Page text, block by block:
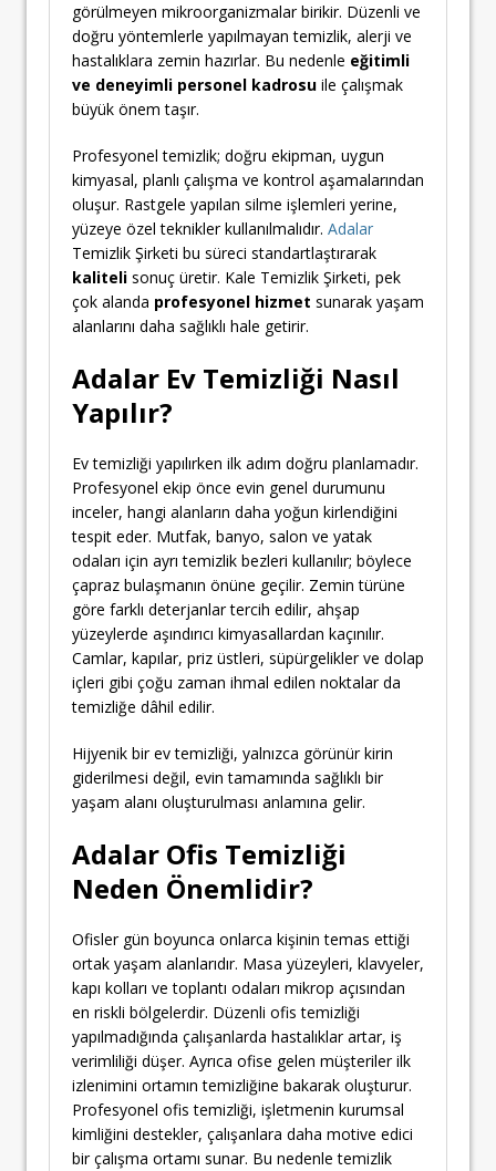
görülmeyen mikroorganizmalar birikir. Düzenli ve
doğru yöntemlerle yapılmayan temizlik, alerji ve
hastalıklara zemin hazırlar. Bu nedenle eğitimli
ve deneyimli personel kadrosu ile çalışmak
büyük önem taşır.
Profesyonel temizlik; doğru ekipman, uygun
kimyasal, planlı çalışma ve kontrol aşamalarından
oluşur. Rastgele yapılan silme işlemleri yerine,
yüzeye özel teknikler kullanılmalıdır. Adalar
Temizlik Şirketi bu süreci standartlaştırarak
kaliteli sonuç üretir. Kale Temizlik Şirketi, pek
çok alanda profesyonel hizmet sunarak yaşam
alanlarını daha sağlıklı hale getirir.
Adalar Ev Temizliği Nasıl
Yapılır?
Ev temizliği yapılırken ilk adım doğru planlamadır.
Profesyonel ekip önce evin genel durumunu
inceler, hangi alanların daha yoğun kirlendiğini
tespit eder. Mutfak, banyo, salon ve yatak
odaları için ayrı temizlik bezleri kullanılır; böylece
çapraz bulaşmanın önüne geçilir. Zemin türüne
göre farklı deterjanlar tercih edilir, ahşap
yüzeylerde aşındırıcı kimyasallardan kaçınılır.
Camlar, kapılar, priz üstleri, süpürgelikler ve dolap
içleri gibi çoğu zaman ihmal edilen noktalar da
temizliğe dâhil edilir.
Hijyenik bir ev temizliği, yalnızca görünür kirin
giderilmesi değil, evin tamamında sağlıklı bir
yaşam alanı oluşturulması anlamına gelir.
Adalar Ofis Temizliği
Neden Önemlidir?
Ofisler gün boyunca onlarca kişinin temas ettiği
ortak yaşam alanlarıdır. Masa yüzeyleri, klavyeler,
kapı kolları ve toplantı odaları mikrop açısından
en riskli bölgelerdir. Düzenli ofis temizliği
yapılmadığında çalışanlarda hastalıklar artar, iş
verimliliği düşer. Ayrıca ofise gelen müşteriler ilk
izlenimini ortamın temizliğine bakarak oluşturur.
Profesyonel ofis temizliği, işletmenin kurumsal
kimliğini destekler, çalışanlara daha motive edici
bir çalışma ortamı sunar. Bu nedenle temizlik